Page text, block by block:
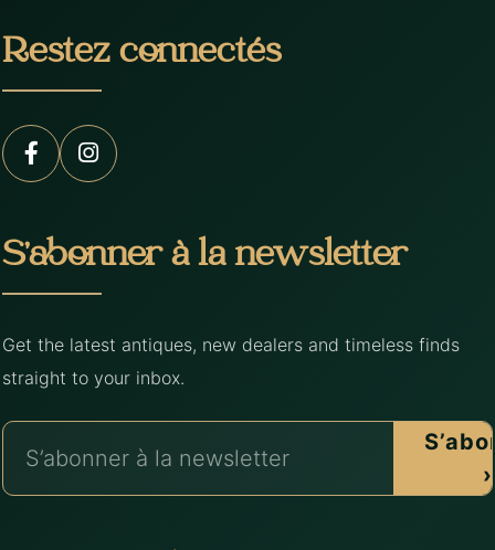
Restez connectés
S’abonner à la newsletter
Get the latest antiques, new dealers and timeless finds
straight to your inbox.
›